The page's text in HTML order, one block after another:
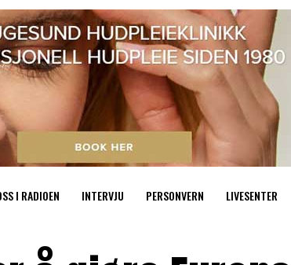
I RADIOEN INTERVJU PERSONVERN LIVESENTER